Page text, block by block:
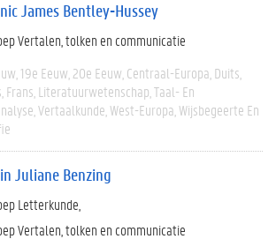
James Bentley-Hussey
Vertalen, tolken en communicatie
19e Eeuw 20e Eeuw Centraal-Europa Duits
Frans Literatuurwetenschap Taal- En
Vertaalkunde West-Europa Wijsbegeerte En
Juliane Benzing
Letterkunde
Vertalen, tolken en communicatie